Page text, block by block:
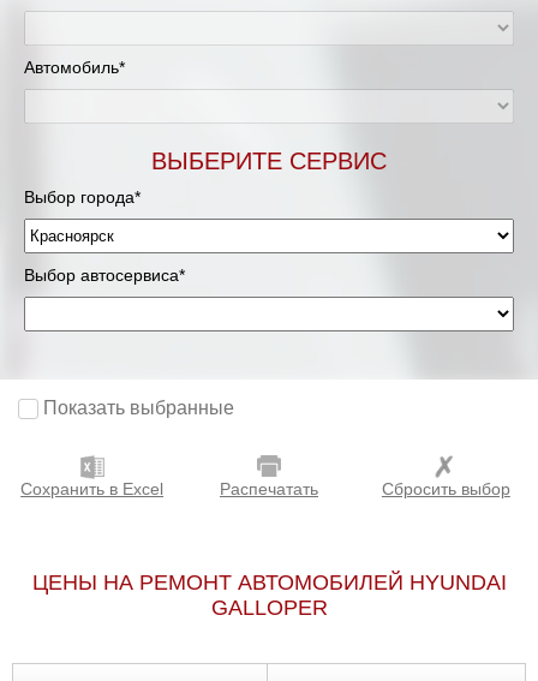
Автомобиль*
ВЫБЕРИТЕ СЕРВИС
Выбор города*
Выбор автосервиса*
Показать выбранные
Сохранить в Excel Распечатать Сбросить выбор
ЦЕНЫ НА РЕМОНТ АВТОМОБИЛЕЙ HYUNDAI
GALLOPER